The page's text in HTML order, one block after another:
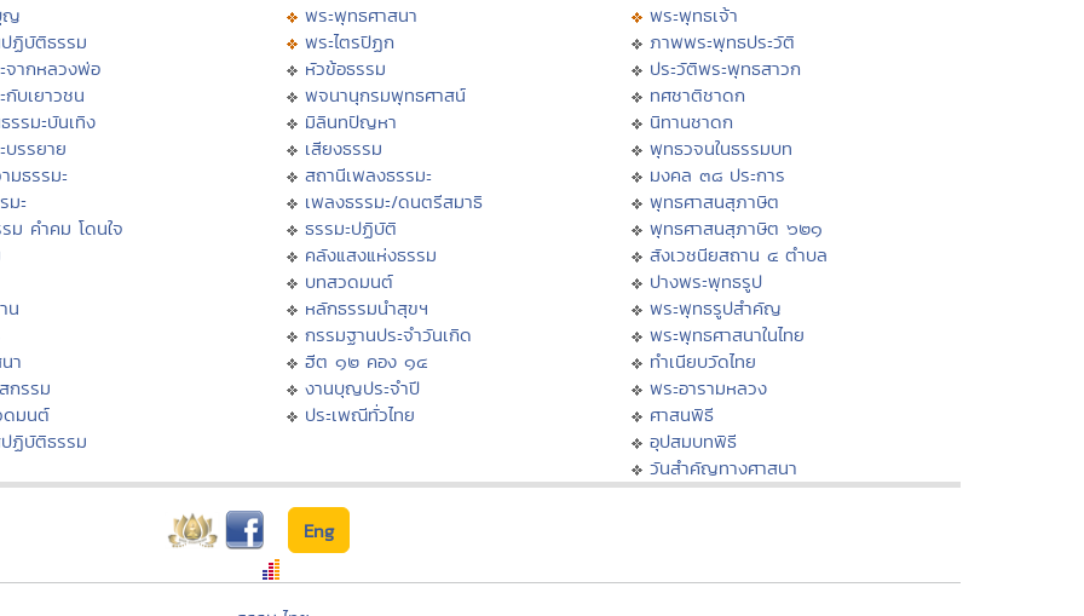
ญ
ฏิบัติธรรม
จากหลวงพ่อ
กับเยาวชน
รรมะบันเทิง
บรรยาย
มธรรมะ
มะ
ม คำคม โดนใจ
น
า
กรรม
มนต์
ฏิบัติธรรม
พระพุทธศาสนา
พระไตรปิฏก
หัวข้อธรรม
พจนานุกรมพุทธศาสน์
มิลินทปัญหา
เสียงธรรม
สถานีเพลงธรรมะ
เพลงธรรมะ/ดนตรีสมาธิ
ธรรมะปฏิบัติ
คลังแสงแห่งธรรม
บทสวดมนต์
หลักธรรมนำสุขฯ
กรรมฐานประจำวันเกิด
ฮีต ๑๒ คอง ๑๔
งานบุญประจำปี
ประเพณีทั่วไทย
พระพุทธเจ้า
ภาพพระพุทธประวัติ
ประวัติพระพุทธสาวก
ทศชาติชาดก
นิทานชาดก
พุทธวจนในธรรมบท
มงคล ๓๘ ประการ
พุทธศาสนสุภาษิต
พุทธศาสนสุภาษิต ๖๒๑
สังเวชนียสถาน ๔ ตำบล
ปางพระพุทธรูป
พระพุทธรูปสำคัญ
พระพุทธศาสนาในไทย
ทำเนียบวัดไทย
พระอารามหลวง
ศาสนพิธี
อุปสมบทพิธี
วันสำคัญทางศาสนา
Eng